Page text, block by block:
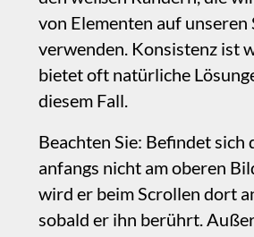
hat. Die Strukturierung und die relative
Positionierung der Komponenten Ihres
Headers bleiben erhalten.
‍Mit anderen Worten: Wenn ein Sticky-
Bildschirmrand anheften soll, fügen Sie
eine unsichtbare Box dazwischen ein und
nehmen Sie diese in die Header-Gruppe
auf.
meldenSie uns alle Mängel in dieser
Dokumentation, wir beheben sie so schnell
wie möglich!